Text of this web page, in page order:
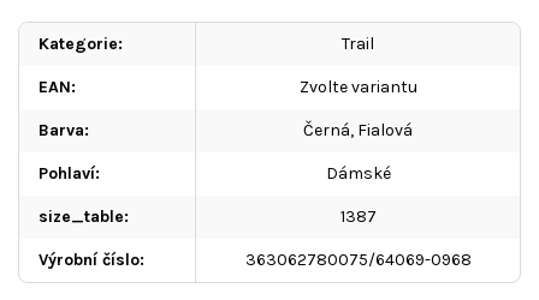
Kategorie: Trail
EAN: Zvolte variantu
Barva: Černá, Fialová
Pohlaví: Dámské
size_table: 1387
Výrobní číslo: 363062780075/64069-0968